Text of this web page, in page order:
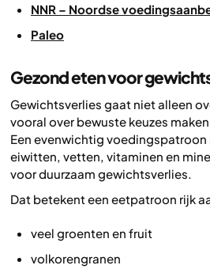
NNR – Noordse
Paleo
Gezond eten voor
Gewichtsverlies gaat niet alleen
vooral over bewuste keuzes maken
Een evenwichtig voedingspatroon
eiwitten, vetten, vitaminen en
voor duurzaam gewichtsverlies.
Dat betekent een eetpatroon rijk
veel groenten en fruit
volkorengranen